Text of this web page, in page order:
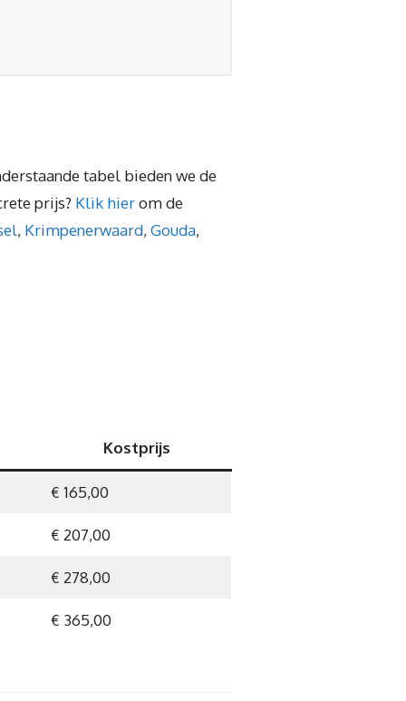
tabel bieden we de
prijs? Klik hierom de
, Krimpenerwaard, Gouda,
Kostprijs
€ 165,00
€ 207,00
€ 278,00
€ 365,00